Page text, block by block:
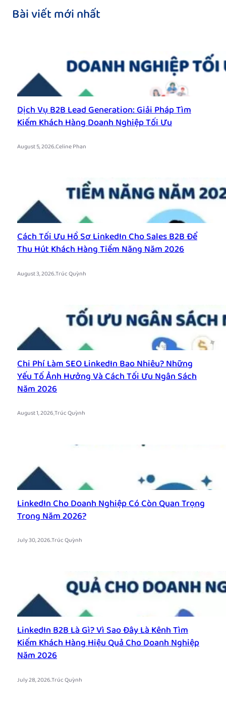
Bài viết mới nhất
Dịch Vụ B2B Lead Generation: Giải Pháp Tìm
Kiếm Khách Hàng Doanh Nghiệp Tối Ưu
August 5, 2026.Celine Phan
Cách Tối Ưu Hồ Sơ LinkedIn Cho Sales B2B Để
Thu Hút Khách Hàng Tiềm Năng Năm 2026
August 3, 2026.Trúc Quỳnh
Chi Phí Làm SEO LinkedIn Bao Nhiêu? Những
Yếu Tố Ảnh Hưởng Và Cách Tối Ưu Ngân Sách
Năm 2026
August 1, 2026.Trúc Quỳnh
LinkedIn Cho Doanh Nghiệp Có Còn Quan Trọng
Trong Năm 2026?
July 30, 2026.Trúc Quỳnh
LinkedIn B2B Là Gì? Vì Sao Đây Là Kênh Tìm
Kiếm Khách Hàng Hiệu Quả Cho Doanh Nghiệp
Năm 2026
July 28, 2026.Trúc Quỳnh